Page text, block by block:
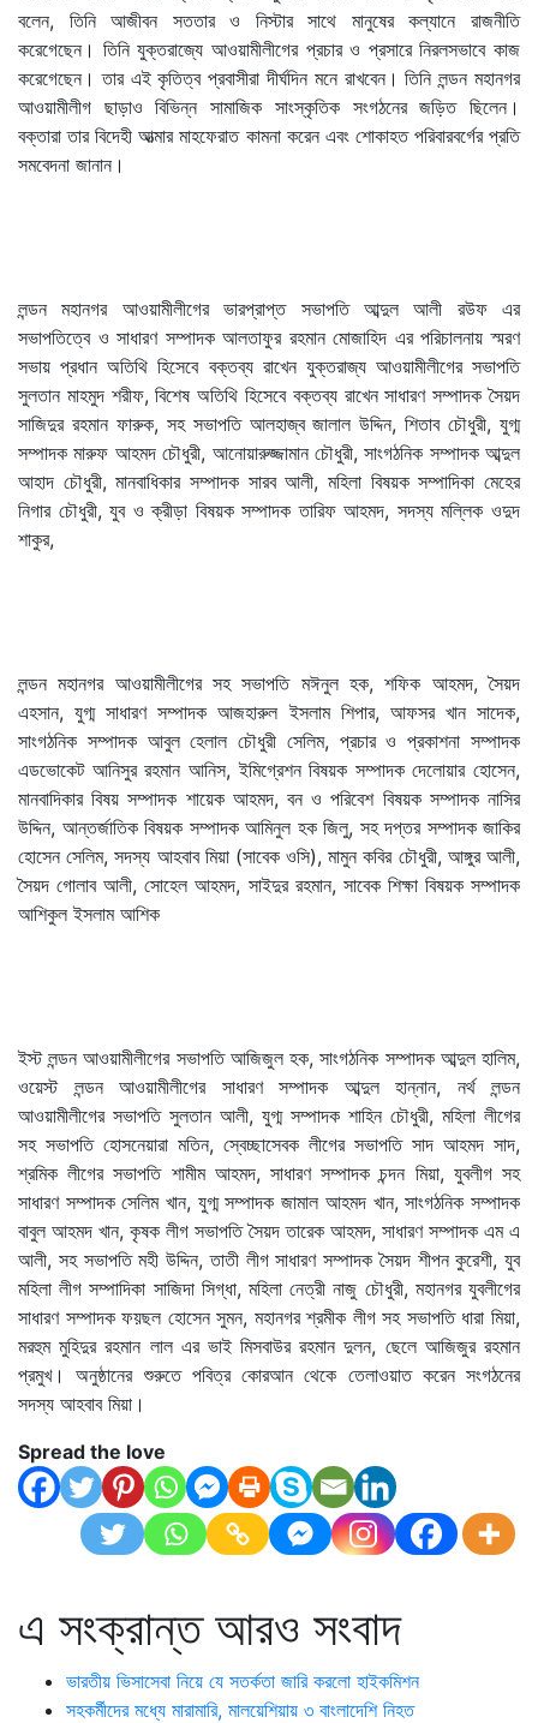
বলেন, তিনি আজীবন সততার ও নিস্টার সাথে মানুষের কল্যানে রাজনীতি
করেগেছেন। তিনি যুক্তরাজ্যে আওয়ামীলীগের প্রচার ও প্রসারে নিরলসভাবে কাজ
করেগেছেন। তার এই কৃতিত্ব প্রবাসীরা দীর্ঘদিন মনে রাখবেন। তিনি লন্ডন মহানগর
আওয়ামীলীগ ছাড়াও বিভিন্ন সামাজিক সাংস্কৃতিক সংগঠনের জড়িত ছিলেন।
বক্তারা তার বিদেহী আত্মার মাহফেরাত কামনা করেন এবং শোকাহত পরিবারবর্গের প্রতি
সমবেদনা জানান।
লন্ডন মহানগর আওয়ামীলীগের ভারপ্রাপ্ত সভাপতি আব্দুল আলী রউফ এর
সভাপতিত্বে ও সাধারণ সম্পাদক আলতাফুর রহমান মোজাহিদ এর পরিচালনায় স্মরণ
সভায় প্রধান অতিথি হিসেবে বক্তব্য রাখেন যুক্তরাজ্য আওয়ামীলীগের সভাপতি
সুলতান মাহমুদ শরীফ, বিশেষ অতিথি হিসেবে বক্তব্য রাখেন সাধারণ সম্পাদক সৈয়দ
সাজিদুর রহমান ফারুক, সহ সভাপতি আলহাজ্ব জালাল উদ্দিন, শিতাব চৌধুরী, যুগ্ম
সম্পাদক মারুফ আহমদ চৌধুরী, আনোয়ারুজ্জামান চৌধুরী, সাংগঠনিক সম্পাদক আব্দুল
আহাদ চৌধুরী, মানবাধিকার সম্পাদক সারব আলী, মহিলা বিষয়ক সম্পাদিকা মেহের
নিগার চৌধুরী, যুব ও ক্রীড়া বিষয়ক সম্পাদক তারিফ আহমদ, সদস্য মল্লিক ওদুদ
শাকুর,
লন্ডন মহানগর আওয়ামীলীগের সহ সভাপতি মঈনুল হক, শফিক আহমদ, সৈয়দ
এহসান, যুগ্ম সাধারণ সম্পাদক আজহারুল ইসলাম শিপার, আফসর খান সাদেক,
সাংগঠনিক সম্পাদক আবুল হেলাল চৌধুরী সেলিম, প্রচার ও প্রকাশনা সম্পাদক
এডভোকেট আনিসুর রহমান আনিস, ইমিগ্রেশন বিষয়ক সম্পাদক দেলোয়ার হোসেন,
মানবাদিকার বিষয় সম্পাদক শায়েক আহমদ, বন ও পরিবেশ বিষয়ক সম্পাদক নাসির
উদ্দিন, আন্তর্জাতিক বিষয়ক সম্পাদক আমিনুল হক জিলু, সহ দপ্তর সম্পাদক জাকির
হোসেন সেলিম, সদস্য আহবাব মিয়া (সাবেক ওসি), মামুন কবির চৌধুরী, আঙ্গুর আলী,
সৈয়দ গোলাব আলী, সোহেল আহমদ, সাইদুর রহমান, সাবেক শিক্ষা বিষয়ক সম্পাদক
আশিকুল ইসলাম আশিক
ইস্ট লন্ডন আওয়ামীলীগের সভাপতি আজিজুল হক, সাংগঠনিক সম্পাদক আব্দুল হালিম,
ওয়েস্ট লন্ডন আওয়ামীলীগের সাধারণ সম্পাদক আব্দুল হান্নান, নর্থ লন্ডন
আওয়ামীলীগের সভাপতি সুলতান আলী, যুগ্ম সম্পাদক শাহিন চৌধুরী, মহিলা লীগের
সহ সভাপতি হোসনেয়ারা মতিন, স্বেচ্ছাসেবক লীগের সভাপতি সাদ আহমদ সাদ,
শ্রমিক লীগের সভাপতি শামীম আহমদ, সাধারণ সম্পাদক চন্দন মিয়া, যুবলীগ সহ
সাধারণ সম্পাদক সেলিম খান, যুগ্ম সম্পাদক জামাল আহমদ খান, সাংগঠনিক সম্পাদক
বাবুল আহমদ খান, কৃষক লীগ সভাপতি সৈয়দ তারেক আহমদ, সাধারণ সম্পাদক এম এ
আলী, সহ সভাপতি মহী উদ্দিন, তাতী লীগ সাধারণ সম্পাদক সৈয়দ শীপন কুরেশী, যুব
মহিলা লীগ সম্পাদিকা সাজিদা সিগ্ধা, মহিলা নেত্রী নাজু চৌধুরী, মহানগর যুবলীগের
সাধারণ সম্পাদক ফয়ছল হোসেন সুমন, মহানগর শ্রমীক লীগ সহ সভাপতি ধারা মিয়া,
মরহুম মুহিদুর রহমান লাল এর ভাই মিসবাউর রহমান দুলন, ছেলে আজিজুর রহমান
প্রমুখ। অনুষ্ঠানের শুরুতে পবিত্র কোরআন থেকে তেলাওয়াত করেন সংগঠনের
সদস্য আহবাব মিয়া।
Spread the love
এ সংক্রান্ত আরও সংবাদ
ভারতীয় ভিসাসেবা নিয়ে যে সতর্কতা জারি করলো হাইকমিশন
সহকর্মীদের মধ্যে মারামারি, মালয়েশিয়ায় ৩ বাংলাদেশি নিহত